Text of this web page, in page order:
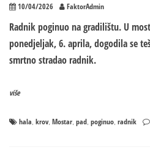
10/04/2026 FaktorAdmin
Radnik poginuo na gradilištu. U
poned‌jeljak, 6. aprila, dogodila se
smrtno stradao radnik.
više
hala, krov, Mostar, pad, poginuo, radnik